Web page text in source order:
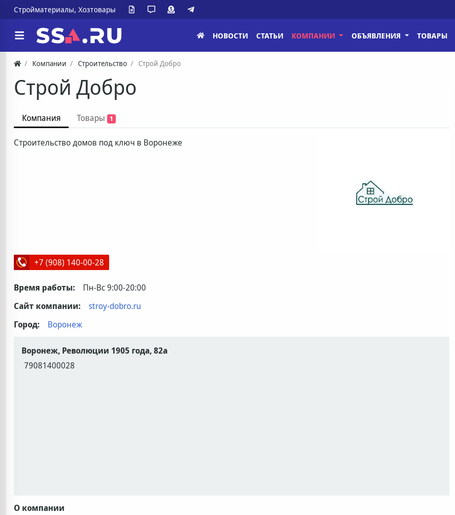
Стройматериалы, Хозтовары
НОВОСТИ СТАТЬИ КОМПАНИИ ОБЪЯВЛЕНИЯ ТОВАРЫ
Компании Строительство Строй Добро
Строй Добро
Компания Товары 1
Строительство домов под ключ в Воронеже
+7 (908) 140-00-28
Время работы:
Пн-Вс 9:00-20:00
Сайт компании:
stroy-dobro.ru
Город:
Воронеж
Воронеж, Революции 1905 года, 82а
79081400028
О компании